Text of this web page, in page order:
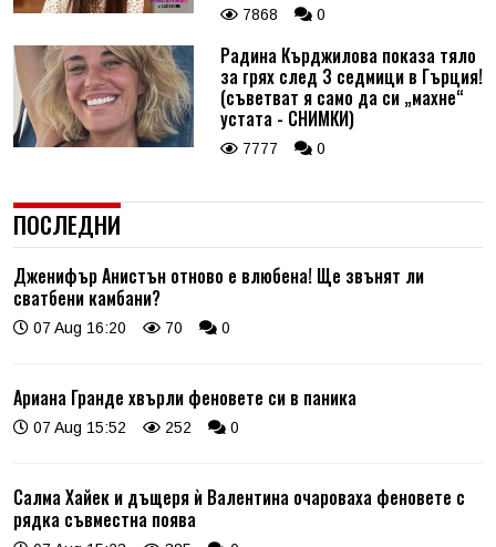
7868 0
Радина Кърджилова показа тяло
за грях след 3 седмици в Гърция!
(съветват я само да си „махне“
устата - СНИМКИ)
7777 0
ПОСЛЕДНИ
Дженифър Анистън отново е влюбена! Ще звънят ли
сватбени камбани?
07 Aug 16:20 70 0
Ариана Гранде хвърли феновете си в паника
07 Aug 15:52 252 0
Салма Хайек и дъщеря ѝ Валентина очароваха феновете с
рядка съвместна поява